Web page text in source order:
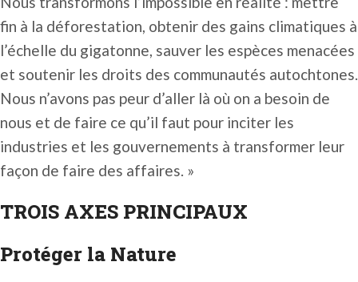
fin à la déforestation, obtenir des gains climatiques à
l’échelle du gigatonne, sauver les espèces menacées
et soutenir les droits des communautés autochtones.
Nous n’avons pas peur d’aller là où on a besoin de
nous et de faire ce qu’il faut pour inciter les
industries et les gouvernements à transformer leur
façon de faire des affaires. »
TROIS AXES PRINCIPAUX
Protéger la Nature